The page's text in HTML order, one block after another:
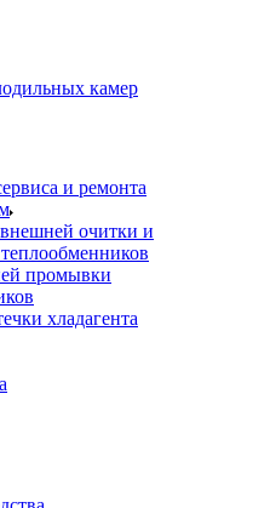
камер
и ремонта
очитки и
промывки
хладагента